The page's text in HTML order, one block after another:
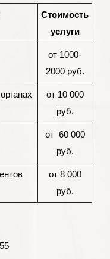
Стоимость
услуги
от 1000-
2000 руб.
от 10 000
руб.
от 60 000
руб.
от 8 000
руб.